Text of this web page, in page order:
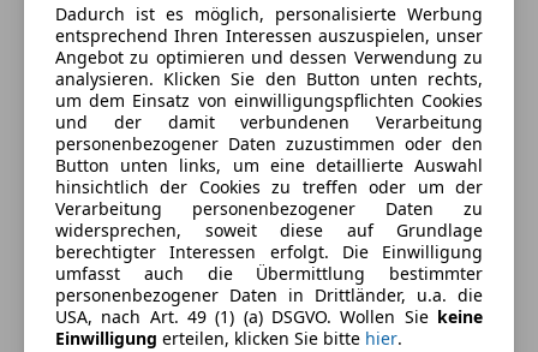
Kraftstoff
Diesel
Kraftstoffverbrauch
6,60l/100 km (komb.)
CO₂-Emissionen
173 g/km (komb.)
Ausstattung
Komfort
Armlehne
Beheizbare Frontscheibe
Berganfahrassistent
Mehr anzeigen
Farbe und Innenausstattung
Dadurch ist es möglich, personalisierte Werbung
entsprechend Ihren Interessen auszuspielen, unser
Angebot zu optimieren und dessen Verwendung zu
analysieren. Klicken Sie den Button unten rechts,
um dem Einsatz von einwilligungspflichten Cookies
und der damit verbundenen Verarbeitung
personenbezogener Daten zuzustimmen oder den
Button unten links, um eine detaillierte Auswahl
hinsichtlich der Cookies zu treffen oder um der
Verarbeitung personenbezogener Daten zu
widersprechen, soweit diese auf Grundlage
berechtigter Interessen erfolgt. Die Einwilligung
umfasst auch die Übermittlung bestimmter
personenbezogener Daten in Drittländer, u.a. die
USA, nach Art. 49 (1) (a) DSGVO. Wollen Sie keine
Einwilligung erteilen, klicken Sie bitte hier.